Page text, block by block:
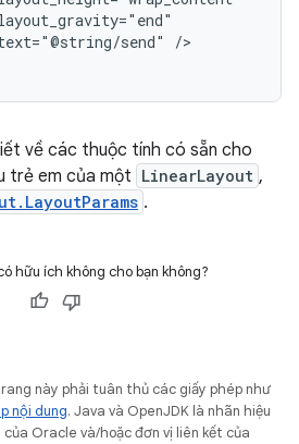
send"
/>
về các thuộc tính có sẵn cho
trẻ em của một LinearLayout ,
.
hữu ích không cho bạn không?
này phải tuân thủ các giấy phép như
nội dung. Java và OpenJDK là nhãn hiệu
Oracle và/hoặc đơn vị liên kết của